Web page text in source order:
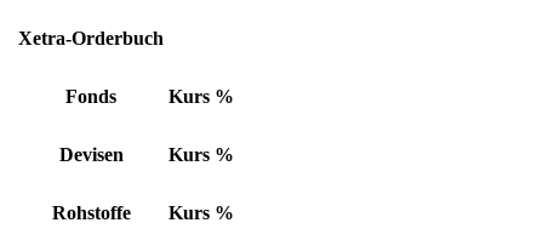
Xetra-Orderbuch
Fonds Kurs %
Devisen Kurs %
Rohstoffe Kurs %